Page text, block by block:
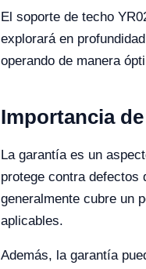
El soporte de techo
explorará en
operando de manera
Importancia
La garantía es un
protege contra defectos
generalmente cubre un
aplicables.
Además, la garantía